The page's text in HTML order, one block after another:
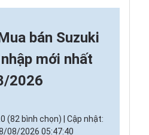
bán Suzuki
mới nhất
2026
(82 bình chọn) | Cập nhật:
08/2026 05:47:40